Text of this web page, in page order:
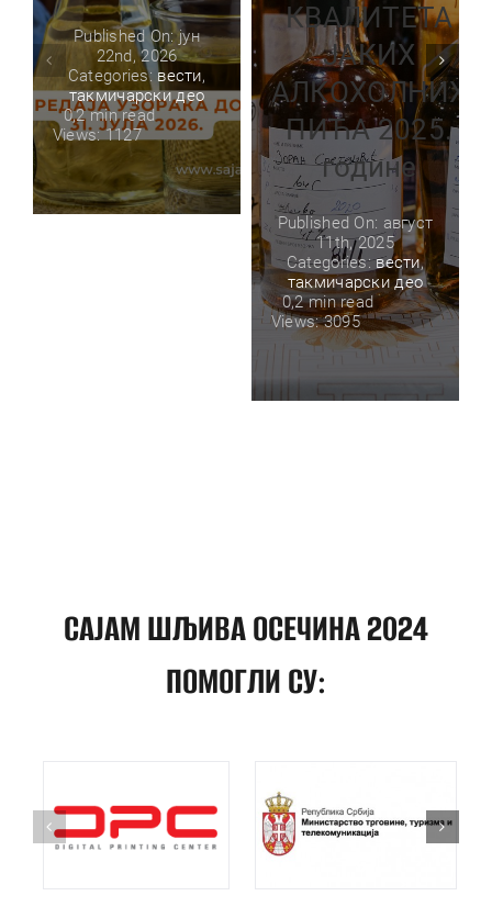
Published On: јун
22nd, 2026
Categories: вести,
такмичарски део
0,2 min read
Views: 1127
КВАЛИТЕТА
ЈАКИХ
АЛКОХОЛНИХ
ПИЋА 2025.
године
Published On: август
11th, 2025
Categories:вести,
такмичарски део
0,2 min read
Views: 3095
САЈАМ ШЉИВА ОСЕЧИНА 2024
ПОМОГЛИ СУ: